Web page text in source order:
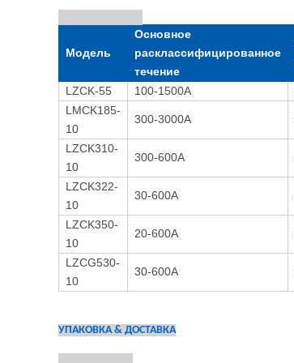
Модель
Основное
расклассифицированное
течение
LZCK-55 100-1500A
LMCK185-
10
300-3000A
LZCK310-
10
300-600A
LZCK322-
10
30-600A
LZCK350-
10
20-600A
LZCG530-
10
30-600A
УПАКОВКА & ДОСТАВКА